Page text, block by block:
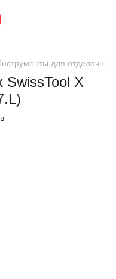
для отделочных
SwissTool X